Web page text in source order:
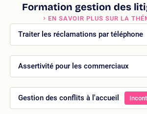
Formation gestion des
EN SAVOIR PLUS SUR LA
Traiter les réclamations par téléphone
Assertivité pour les commerciaux
Gestion des conflits à l'accueil